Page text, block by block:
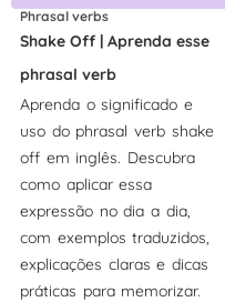
Phrasal verbs
Shake Off | Aprenda esse
phrasal verb
Aprenda o significado e
uso do phrasal verb shake
off em inglês. Descubra
como aplicar essa
expressão no dia a dia,
com exemplos traduzidos,
explicações claras e dicas
práticas para memorizar.